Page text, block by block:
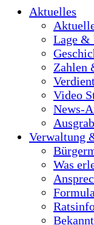
Aktuelles
Lage &
Zahlen
Video
News-
Verwaltung
Was